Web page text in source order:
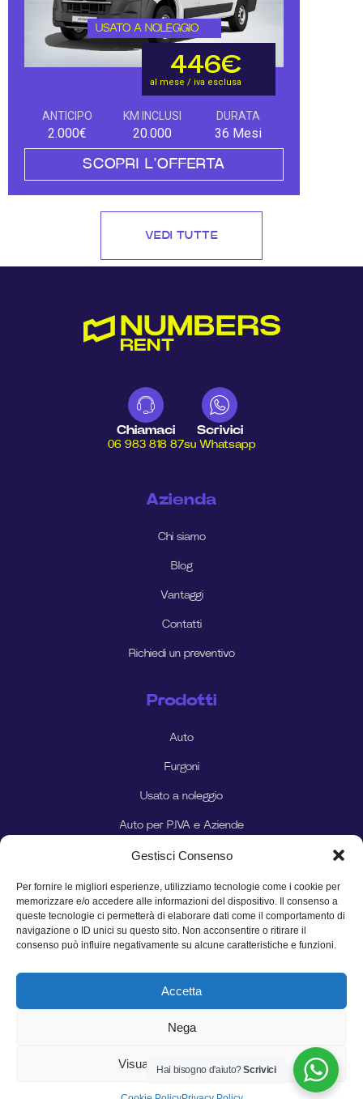
Gestisci Consenso
Per fornire le migliori esperienze, utilizziamo tecnologie come i cookie per
memorizzare e/o accedere alle informazioni del dispositivo. Il consenso a
queste tecnologie ci permetterà di elaborare dati come il comportamento di
navigazione o ID unici su questo sito. Non acconsentire o ritirare il
consenso può influire negativamente su alcune caratteristiche e funzioni.
Accetta
Nega
Visualizza le preferenze
USATO A NOLEGGIO
446€
al mese / iva esclusa
ANTICIPO
2.000€
KM INCLUSI
20.000
DURATA
36 Mesi
SCOPRI L'OFFERTA
VEDI TUTTE
Chiamaci
06 983 818 87
Scrivici
su Whatsapp
Azienda
Chi siamo
Blog
Vantaggi
Contatti
Richiedi un preventivo
Prodotti
Auto
Furgoni
Usato a noleggio
Auto per P.IVA e Aziende
Auto per Privati
Seguici sui social
Cookie Policy
© 2024 Linkers srl | P.IVA 07117271218 | Tutti i diritti riservati
Tutte le offerte sono soggette a disponibilità dei veicoli, ad approvazione finanziaria e a variazioni di
Hai bisogno d'aiuto?Scrivici